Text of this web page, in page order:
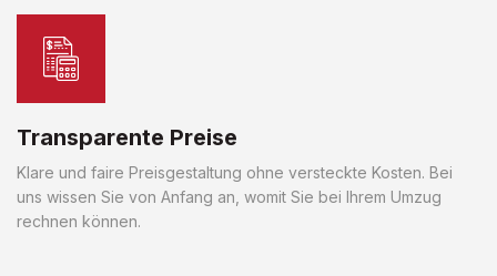
Transparente Preise
Klare und faire Preisgestaltung ohne versteckte Kosten. Bei
uns wissen Sie von Anfang an, womit Sie bei Ihrem Umzug
rechnen können.